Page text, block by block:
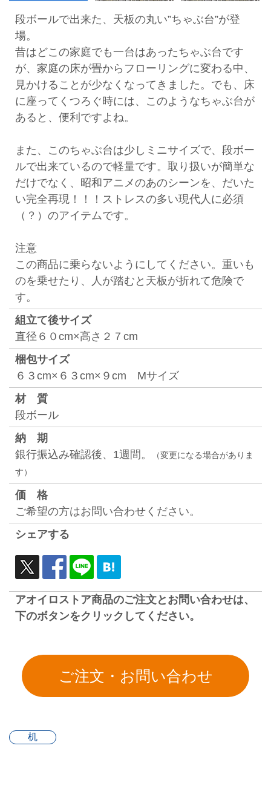
段ボールで出来た、天板の丸い”ちゃぶ台”が登
場。
昔はどこの家庭でも一台はあったちゃぶ台です
が、家庭の床が畳からフローリングに変わる中、
見かけることが少なくなってきました。でも、床
に座ってくつろぐ時には、このようなちゃぶ台が
あると、便利ですよね。
また、このちゃぶ台は少しミニサイズで、段ボー
ルで出来ているので軽量です。取り扱いが簡単な
だけでなく、昭和アニメのあのシーンを、だいた
い完全再現！！！ストレスの多い現代人に必須
（？）のアイテムです。
注意
この商品に乗らないようにしてください。重いも
のを乗せたり、人が踏むと天板が折れて危険で
す。
組⽴て後サイズ
直径６０cm×高さ２７cm
梱包サイズ
６３cm×６３cm×９cm Mサイズ
材 質
段ボール
納 期
銀⾏振込み確認後、1週間。
（変更になる場合がありま
す）
価 格
ご希望の方はお問い合わせください。
シェアする
アオイロストア商品のご注文とお問い合わせは、
下のボタンをクリックしてください。
机